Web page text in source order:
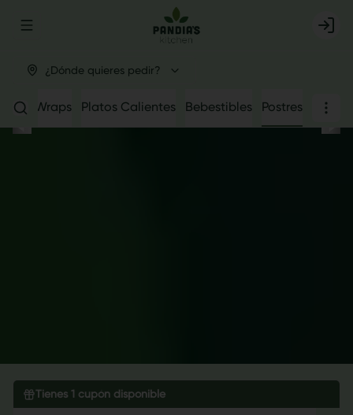
Abrir menu de navegación Login
¿Dónde quieres pedir?
Wraps Platos Calientes Bebestibles Postres
Tienes 1 cupón disponible